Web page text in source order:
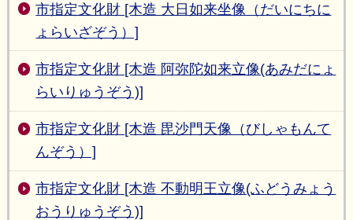
市指定文化財 [木造 大日如来坐像（だいにちに
ょらいざぞう）]
市指定文化財 [木造 阿弥陀如来立像(あみだにょ
らいりゅうぞう)]
市指定文化財 [木造 毘沙門天像（びしゃもんて
んぞう）]
市指定文化財 [木造 不動明王立像(ふどうみょう
おうりゅうぞう)]